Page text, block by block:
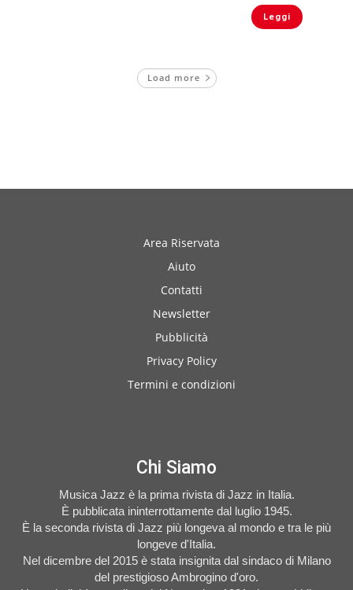
Leggi
Load more
Area Riservata
Aiuto
Contatti
Newsletter
Pubblicità
Privacy Policy
Termini e condizioni
Chi Siamo
Musica Jazz è la prima rivista di Jazz in Italia.
È pubblicata ininterrottamente dal luglio 1945.
È la seconda rivista di Jazz più longeva al mondo e tra le più
longeve d'Italia.
Nel dicembre del 2015 è stata insignita dal sindaco di Milano
del prestigioso Ambrogino d'oro.